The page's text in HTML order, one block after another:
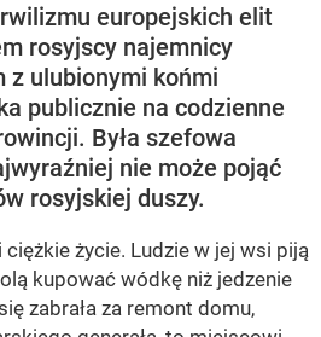
europejskich elit
rosyjscy najemnicy
z ulubionymi końmi
publicznie na codzienne
Była szefowa
nie może pojąć
rosyjskiej duszy.
życie. Ludzie w jej wsi piją
kupować wódkę niż jedzenie
zabrała za remont domu,